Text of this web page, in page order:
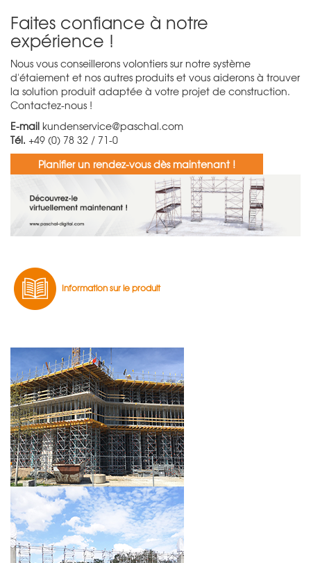
Faites confiance à notre
expérience !
Nous vous conseillerons volontiers sur notre système
d'étaiement et nos autres produits et vous aiderons à trouver
la solution produit adaptée à votre projet de construction.
Contactez-nous !
E-mail kundenservice@paschal.com
Tél. +49 (0) 78 32 / 71-0
Planifier un rendez-vous dès maintenant !
Information sur le produit